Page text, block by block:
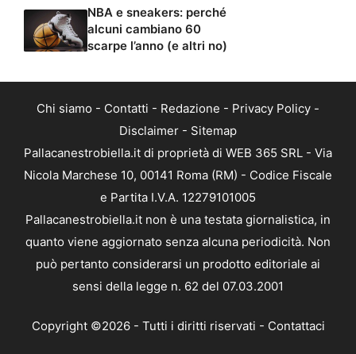
NBA e sneakers: perché
alcuni cambiano 60
scarpe l’anno (e altri no)
Chi siamo - Contatti - Redazione - Privacy Policy -
Disclaimer - Sitemap
Pallacanestrobiella.it di proprietà di WEB 365 SRL - Via
Nicola Marchese 10, 00141 Roma (RM) - Codice Fiscale
e Partita I.V.A. 12279101005
Pallacanestrobiella.it non è una testata giornalistica, in
quanto viene aggiornato senza alcuna periodicità. Non
può pertanto considerarsi un prodotto editoriale ai
sensi della legge n. 62 del 07.03.2001
Copyright ©2026 - Tutti i diritti riservati - Contattaci